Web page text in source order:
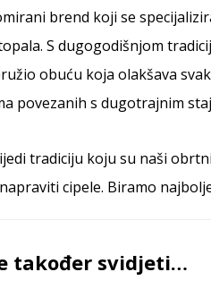
brend koji se
S dugogodišnjom
obuću koja olakšava
povezanih s dugotrajnim
tradiciju koju su naši
cipele. Biramo
također svidjeti…